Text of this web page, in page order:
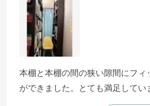
本棚と本棚の間の狭い隙間にフィ
ができました。とても満足してい